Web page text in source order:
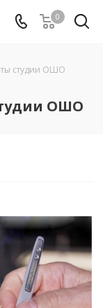
0
студии ОШО
ОШО